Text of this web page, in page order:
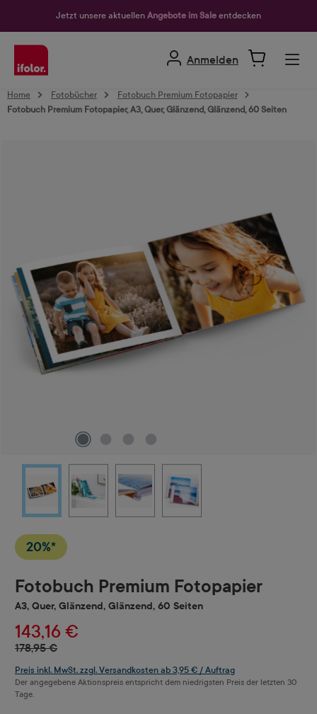
Jetzt unsere aktuellen Angebote im Sale entdecken
Anmelden
Home Fotobücher
Fotobuch Premium Fotopapier
Fotobuch Premium Fotopapier, A3, Quer, Glänzend, Glänzend, 60 Seiten
20%*
Fotobuch Premium Fotopapier
A3, Quer, Glänzend, Glänzend, 60 Seiten
143,16 €
178,95 €
Preis inkl. MwSt. zzgl. Versandkosten ab 3,95 € / Auftrag
Der angegebene Aktionspreis entspricht dem niedrigsten Preis der letzten 30
Tage.